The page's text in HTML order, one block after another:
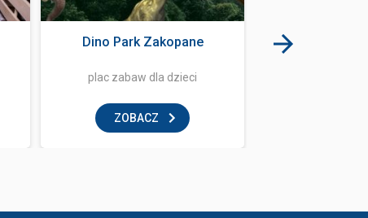
Dino Park Zakopane
plac zabaw dla dzieci
ZOBACZ
Restauracja